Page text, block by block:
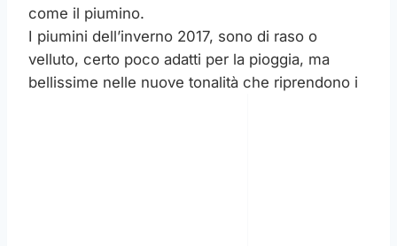
come il piumino.
I piumini dell’inverno 2017, sono di raso o
velluto, certo poco adatti per la pioggia, ma
bellissime nelle nuove tonalità che riprendono i